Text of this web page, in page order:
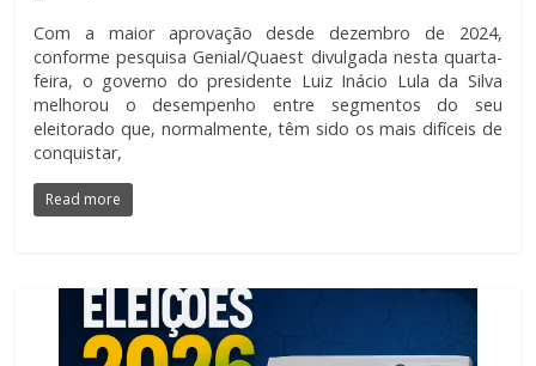
Com a maior aprovação desde dezembro de 2024,
conforme pesquisa Genial/Quaest divulgada nesta quarta-
feira, o governo do presidente Luiz Inácio Lula da Silva
melhorou o desempenho entre segmentos do seu
eleitorado que, normalmente, têm sido os mais difíceis de
conquistar,
Read more